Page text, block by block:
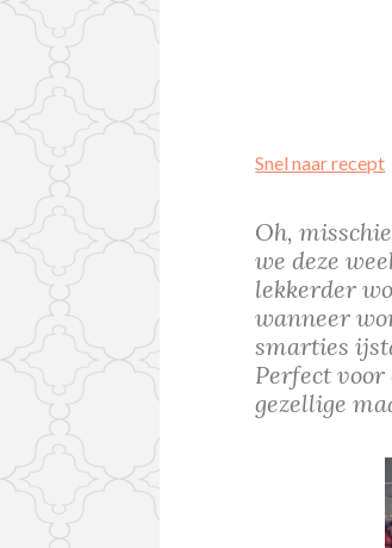
Snel naar recept
Oh,
we deze
lekkerder
wanneer
smarties
Perfect
gezellige